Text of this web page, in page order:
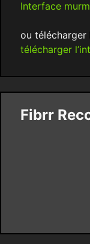
Interface
ou télécharger
télécharger
Fibrr